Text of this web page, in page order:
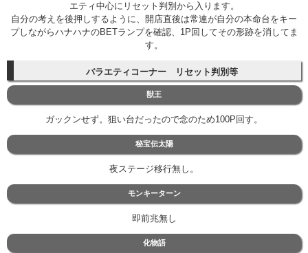
エティ中心にリセット判別から入ります。
自分の考えを後押しするように、開店直後は常連が自分の本命台をキー
プしながらハナハナのBETランプを確認、1P回してその形跡を消してま
す。
バラエティコーナー リセット判別等
獣王
ガックンせず。狙い台だったので念のため100P回す。
秘宝伝太陽
夜ステージ移行無し。
モンキーターン
即前兆無し
化物語